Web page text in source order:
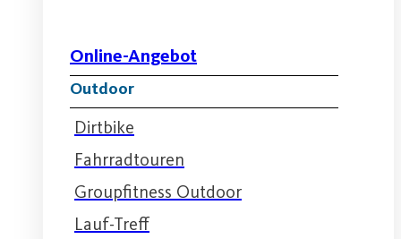
Online-Angebot
Outdoor
Dirtbike
Fahrradtouren
Groupfitness Outdoor
Lauf-Treff